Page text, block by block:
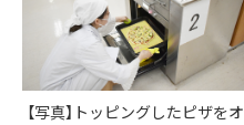
【写真】トッピングしたピザをオ